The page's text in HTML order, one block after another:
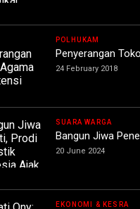
POLHUKAM
Penyerangan
24 February 2018
SUARA WARGA
Bangun Jiwa
20 June 2024
EKONOMI & KESRA